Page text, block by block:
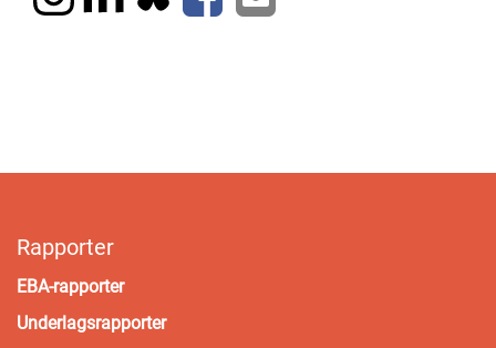
Rapporter
EBA-rapporter
Underlagsrapporter